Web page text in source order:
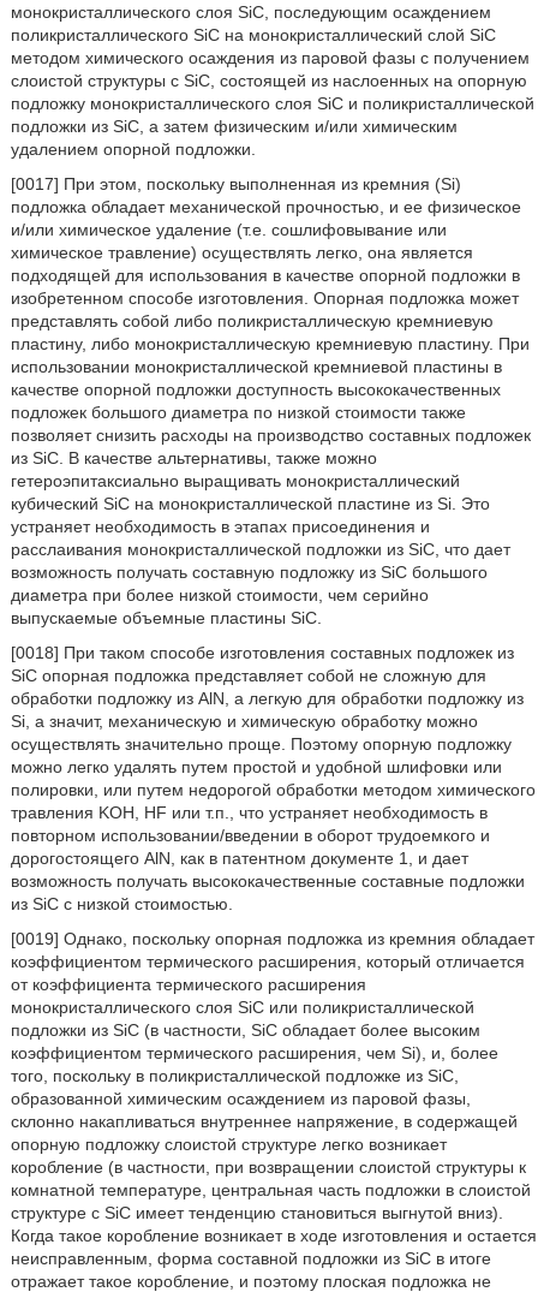
монокристаллического слоя SiC, последующим осаждением
поликристаллического SiC на монокристаллический слой SiC
методом химического осаждения из паровой фазы с получением
слоистой структуры с SiC, состоящей из наслоенных на опорную
подложку монокристаллического слоя SiC и поликристаллической
подложки из SiC, а затем физическим и/или химическим
удалением опорной подложки.
[0017] При этом, поскольку выполненная из кремния (Si)
подложка обладает механической прочностью, и ее физическое
и/или химическое удаление (т.е. сошлифовывание или
химическое травление) осуществлять легко, она является
подходящей для использования в качестве опорной подложки в
изобретенном способе изготовления. Опорная подложка может
представлять собой либо поликристаллическую кремниевую
пластину, либо монокристаллическую кремниевую пластину. При
использовании монокристаллической кремниевой пластины в
качестве опорной подложки доступность высококачественных
подложек большого диаметра по низкой стоимости также
позволяет снизить расходы на производство составных подложек
из SiC. В качестве альтернативы, также можно
гетероэпитаксиально выращивать монокристаллический
кубический SiC на монокристаллической пластине из Si. Это
устраняет необходимость в этапах присоединения и
расслаивания монокристаллической подложки из SiC, что дает
возможность получать составную подложку из SiC большого
диаметра при более низкой стоимости, чем серийно
выпускаемые объемные пластины SiC.
[0018] При таком способе изготовления составных подложек из
SiC опорная подложка представляет собой не сложную для
обработки подложку из AlN, а легкую для обработки подложку из
Si, а значит, механическую и химическую обработку можно
осуществлять значительно проще. Поэтому опорную подложку
можно легко удалять путем простой и удобной шлифовки или
полировки, или путем недорогой обработки методом химического
травления KOH, HF или т.п., что устраняет необходимость в
повторном использовании/введении в оборот трудоемкого и
дорогостоящего AlN, как в патентном документе 1, и дает
возможность получать высококачественные составные подложки
из SiC с низкой стоимостью.
[0019] Однако, поскольку опорная подложка из кремния обладает
коэффициентом термического расширения, который отличается
от коэффициента термического расширения
монокристаллического слоя SiC или поликристаллической
подложки из SiC (в частности, SiC обладает более высоким
коэффициентом термического расширения, чем Si), и, более
того, поскольку в поликристаллической подложке из SiC,
образованной химическим осаждением из паровой фазы,
склонно накапливаться внутреннее напряжение, в содержащей
опорную подложку слоистой структуре легко возникает
коробление (в частности, при возвращении слоистой структуры к
комнатной температуре, центральная часть подложки в слоистой
структуре с SiC имеет тенденцию становиться выгнутой вниз).
Когда такое коробление возникает в ходе изготовления и остается
неисправленным, форма составной подложки из SiC в итоге
отражает такое коробление, и поэтому плоская подложка не